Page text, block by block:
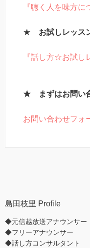
『聴く人を味方に
★ お試しレッス
『話し方☆お試し
★ まずはお問い合
お問い合わせフォ
島田枝里 Profile
◆元信越放送アナウンサー
◆フリーアナウンサー
◆話し方コンサルタント